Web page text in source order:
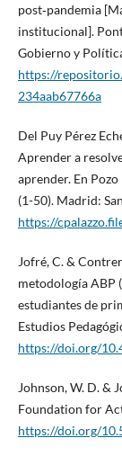
post‑pandemia
institucional].
Gobierno y
https://
234aab67766a
Del Puy Pérez
Aprender a
aprender. En
(1-50). Madrid:
https://
Jofré, C. &
metodología ABP
estudiantes de
Estudios
https://doi.org/
Johnson, W. D. &
Foundation for
https://doi.org/